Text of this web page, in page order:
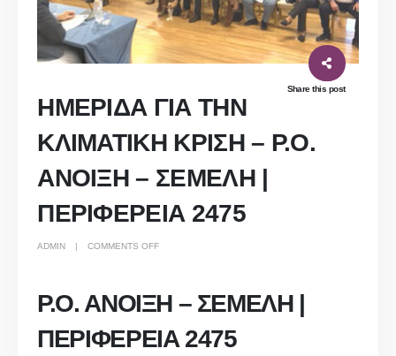
Share this post
ΗΜΕΡΙΔΑ ΓΙΑ ΤΗΝ
ΚΛΙΜΑΤΙΚΗ ΚΡΙΣΗ – Ρ.Ο.
ΑΝΟΙΞΗ – ΣΕΜΕΛΗ |
ΠΕΡΙΦΕΡΕΙΑ 2475
ADMIN COMMENTS OFFON
–
Ρ.Ο.
ΣΕΜΕΛΗ
Ρ.Ο. ΑΝΟΙΞΗ – ΣΕΜΕΛΗ |
ΠΕΡΙΦΕΡΕΙΑ 2475